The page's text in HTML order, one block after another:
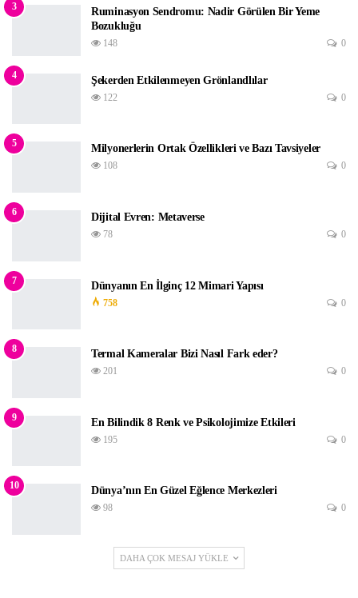
3
Ruminasyon Sendromu: Nadir Görülen Bir Yeme
Bozukluğu
148 0
4 Şekerden Etkilenmeyen Grönlandlılar
122 0
5 Milyonerlerin Ortak Özellikleri ve Bazı Tavsiyeler
108 0
6 Dijital Evren: Metaverse
78 0
7 Dünyanın En İlginç 12 Mimari Yapısı
758 0
8 Termal Kameralar Bizi Nasıl Fark eder?
201 0
9 En Bilindik 8 Renk ve Psikolojimize Etkileri
195 0
10 Dünya’nın En Güzel Eğlence Merkezleri
98 0
DAHA ÇOK MESAJ YÜKLE